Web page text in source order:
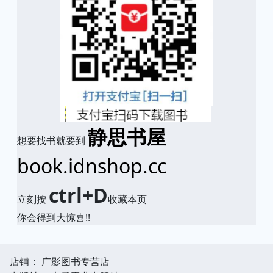
想要找书就要到 静思书屋
book.idnshop.cc
立刻按 ctrl+D收藏本页
你会得到大惊喜!!
店铺： 广影图书专营店